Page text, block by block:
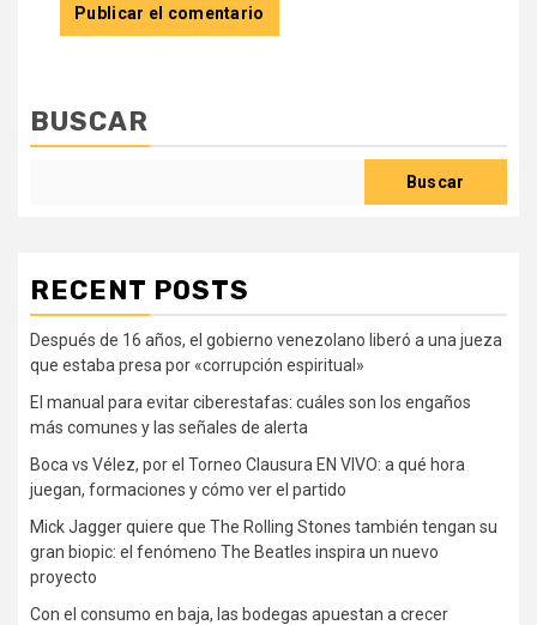
BUSCAR
Buscar
RECENT POSTS
Después de 16 años, el gobierno venezolano liberó a una jueza
que estaba presa por «corrupción espiritual»
El manual para evitar ciberestafas: cuáles son los engaños
más comunes y las señales de alerta
Boca vs Vélez, por el Torneo Clausura EN VIVO: a qué hora
juegan, formaciones y cómo ver el partido
Mick Jagger quiere que The Rolling Stones también tengan su
gran biopic: el fenómeno The Beatles inspira un nuevo
proyecto
Con el consumo en baja, las bodegas apuestan a crecer